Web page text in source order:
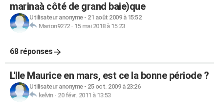
marinaà côté de grand baie)que
Utilisateur anonyme- 21 août 2009 à 15:52
Marion9272- 15 mai 2018 à 15:23
68 réponses
L'Ile Maurice en mars, est ce la bonne période ?
Utilisateur anonyme- 25 oct. 2009 à 23:26
kelvin- 20 févr. 2011 à 13:53